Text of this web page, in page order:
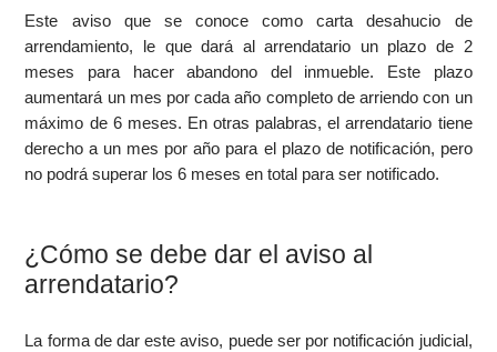
Este aviso que se conoce como carta desahucio de
arrendamiento, le que dará al arrendatario un plazo de 2
meses para hacer abandono del inmueble. Este plazo
aumentará un mes por cada año completo de arriendo con un
máximo de 6 meses. En otras palabras, el arrendatario tiene
derecho a un mes por año para el plazo de notificación, pero
no podrá superar los 6 meses en total para ser notificado.
¿Cómo se debe dar el aviso al
arrendatario?
La forma de dar este aviso, puede ser por notificación judicial,